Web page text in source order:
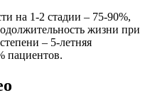
на 1-2 стадии – 75-90%,
жизни при
– 5-летняя
пациентов.